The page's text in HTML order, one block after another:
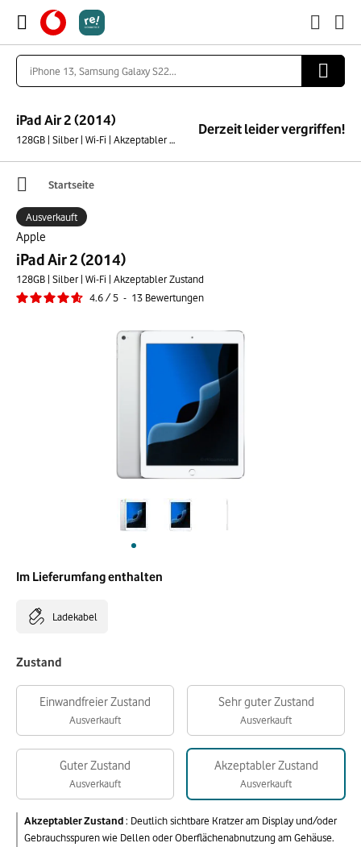
iPad Air 2 (2014)
128GB | Silber | Wi-Fi | Akzeptabler Zustand
Derzeit leider vergriffen!
Startseite
Apple
iPad Air 2 (2014)
128GB | Silber | Wi-Fi | Akzeptabler Zustand
4.6/5 - 13 Bewertungen
Ausverkauft
Im Lieferumfang enthalten
Ladekabel
Zustand
Einwandfreier Zustand
Ausverkauft
Sehr guter Zustand
Ausverkauft
Guter Zustand
Ausverkauft
Akzeptabler Zustand
Ausverkauft
Akzeptabler Zustand: Deutlich sichtbare Kratzer am Display und/oder
Gebrauchsspuren wie Dellen oder Oberflächenabnutzung am Gehäuse.